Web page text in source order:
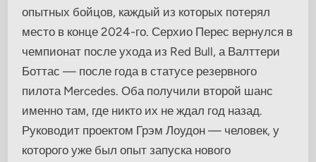
опытных бойцов, каждый из которых потерял
место в конце 2024-го. Серхио Перес вернулся в
чемпионат после ухода из Red Bull, а Валттери
Боттас — после года в статусе резервного
пилота Mercedes. Оба получили второй шанс
именно там, где никто их не ждал год назад.
Руководит проектом Грэм Лоудон — человек, у
которого уже был опыт запуска нового